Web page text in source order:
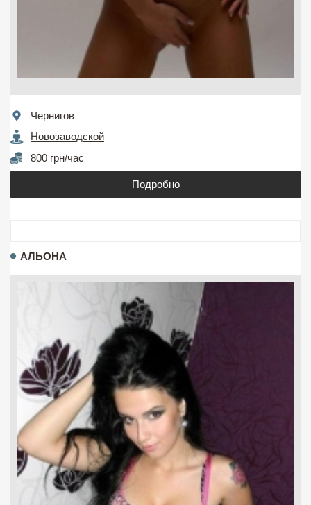
Чернигов
Новозаводской
800 грн/час
Подробно
АЛЬОНА